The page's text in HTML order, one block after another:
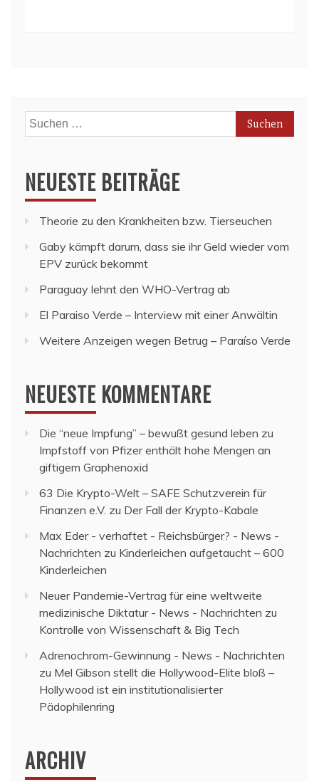
Suchen
nach:
NEUESTE BEITRÄGE
Theorie zu den Krankheiten bzw. Tierseuchen
Gaby kämpft darum, dass sie ihr Geld wieder vom
EPV zurück bekommt
Paraguay lehnt den WHO-Vertrag ab
El Paraiso Verde – Interview mit einer Anwältin
Weitere Anzeigen wegen Betrug – Paraíso Verde
NEUESTE KOMMENTARE
Die “neue Impfung” – bewußt gesund leben zu
Impfstoff von Pfizer enthält hohe Mengen an
giftigem Graphenoxid
63 Die Krypto-Welt – SAFE Schutzverein für
Finanzen e.V. zu Der Fall der Krypto-Kabale
Max Eder - verhaftet - Reichsbürger? - News -
Nachrichten zu Kinderleichen aufgetaucht – 600
Kinderleichen
Neuer Pandemie-Vertrag für eine weltweite
medizinische Diktatur - News - Nachrichten zu
Kontrolle von Wissenschaft & Big Tech
Adrenochrom-Gewinnung - News - Nachrichten
zu Mel Gibson stellt die Hollywood-Elite bloß –
Hollywood ist ein institutionalisierter
Pädophilenring
ARCHIV